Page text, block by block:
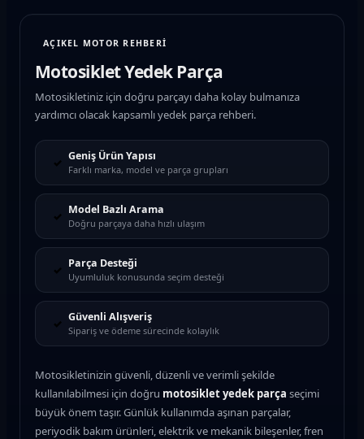
AÇIKEL MOTOR REHBERİ
Motosiklet Yedek Parça
Motosikletiniz için doğru parçayı daha kolay bulmanıza
yardımcı olacak kapsamlı yedek parça rehberi.
✓ Geniş Ürün Yapısı
Farklı marka, model ve parça grupları
✓ Model Bazlı Arama
Doğru parçaya daha hızlı ulaşım
✓ Parça Desteği
Uyumluluk konusunda seçim desteği
✓ Güvenli Alışveriş
Sipariş ve ödeme sürecinde kolaylık
Motosikletinizin güvenli, düzenli ve verimli şekilde
kullanılabilmesi için doğru motosiklet yedek parça seçimi
büyük önem taşır. Günlük kullanımda aşınan parçalar,
periyodik bakım ürünleri, elektrik ve mekanik bileşenler, fren